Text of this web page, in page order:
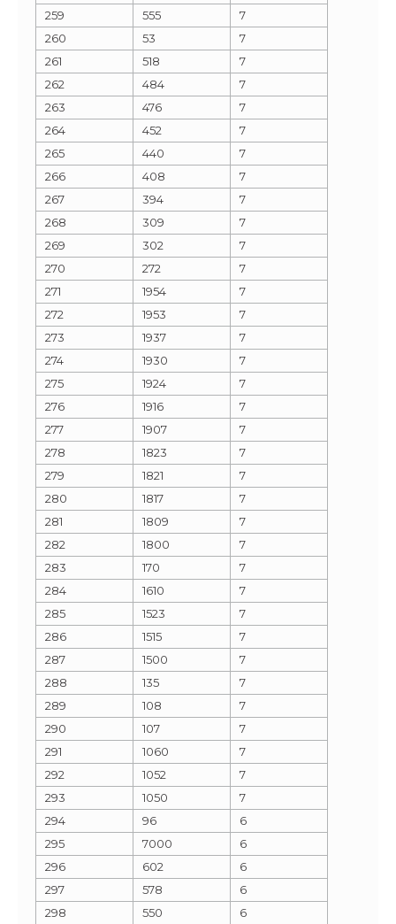
259
555
7
260
53
7
261
518
7
262
484
7
263
476
7
264
452
7
265
440
7
266
408
7
267
394
7
268
309
7
269
302
7
270
272
7
271
1954
7
272
1953
7
273
1937
7
274
1930
7
275
1924
7
276
1916
7
277
1907
7
278
1823
7
279
1821
7
280
1817
7
281
1809
7
282
1800
7
283
170
7
284
1610
7
285
1523
7
286
1515
7
287
1500
7
288
135
7
289
108
7
290
107
7
291
1060
7
292
1052
7
293
1050
7
294
96
6
295
7000
6
296
602
6
297
578
6
298
550 6